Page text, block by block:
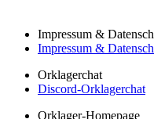
Impressum &
Impressum &
Orklagerchat
Discord-Orklagerchat
Orklager-Homepage